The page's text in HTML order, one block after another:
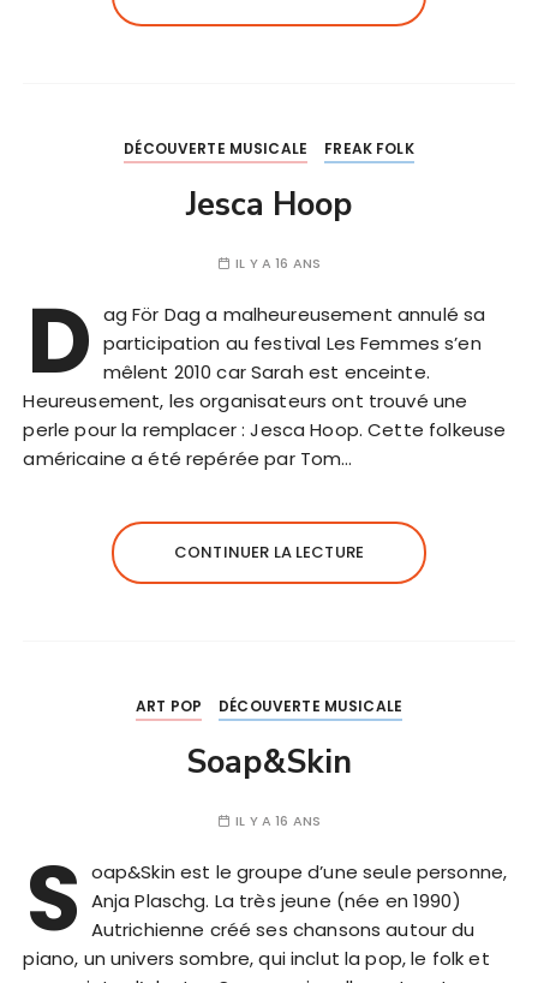
DÉCOUVERTE MUSICALE FREAK FOLK
Jesca Hoop
IL Y A 16 ANS
D ag För Dag a malheureusement annulé sa
participation au festival Les Femmes s’en
mêlent 2010 car Sarah est enceinte.
Heureusement, les organisateurs ont trouvé une
perle pour la remplacer : Jesca Hoop. Cette folkeuse
américaine a été repérée par Tom…
CONTINUER LA LECTURE
ART POP DÉCOUVERTE MUSICALE
Soap&Skin
IL Y A 16 ANS
S oap&Skin est le groupe d’une seule personne,
Anja Plaschg. La très jeune (née en 1990)
Autrichienne créé ses chansons autour du
piano, un univers sombre, qui inclut la pop, le folk et